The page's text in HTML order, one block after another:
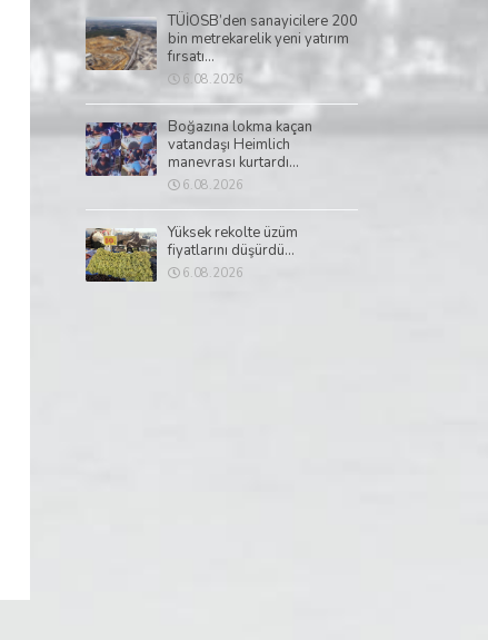
TÜİOSB’den sanayicilere 200
bin metrekarelik yeni yatırım
fırsatı...
6.08.2026
Boğazına lokma kaçan
vatandaşı Heimlich
manevrası kurtardı...
6.08.2026
Yüksek rekolte üzüm
fiyatlarını düşürdü...
6.08.2026